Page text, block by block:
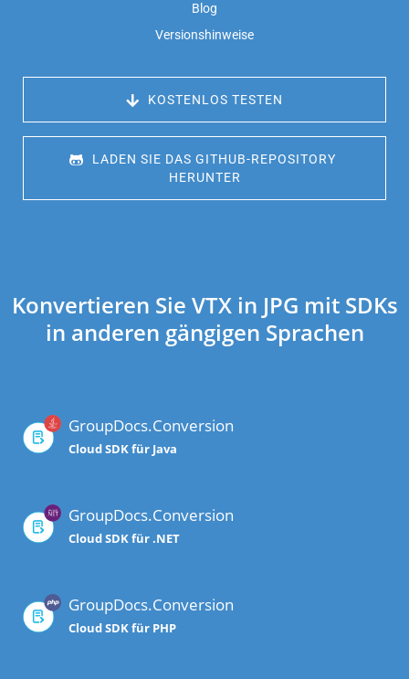
Blog
Versionshinweise
KOSTENLOS TESTEN
LADEN SIE DAS GITHUB-REPOSITORY
HERUNTER
Konvertieren Sie VTX in JPG mit SDKs
in anderen gängigen Sprachen
GroupDocs.Conversion
Cloud SDK für Java
GroupDocs.Conversion
Cloud SDK für .NET
GroupDocs.Conversion
Cloud SDK für PHP